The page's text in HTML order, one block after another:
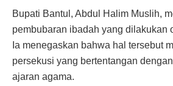
Bupati Bantul, Abdul Halim Muslih,
pembubaran ibadah yang dilakukan
Ia menegaskan bahwa hal tersebut
persekusi yang bertentangan
ajaran agama.